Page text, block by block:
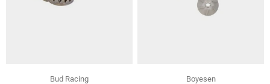
Bud Racing
Boyesen